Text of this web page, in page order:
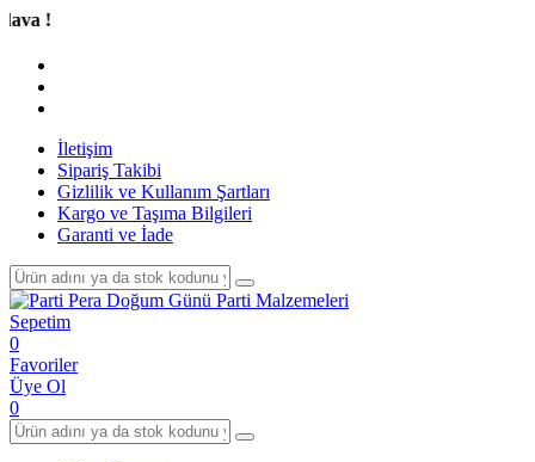
İletişim
Sipariş Takibi
Gizlilik ve Kullanım Şartları
Kargo ve Taşıma Bilgileri
Garanti ve İade
Sepetim
0
Favoriler
Üye Ol
0